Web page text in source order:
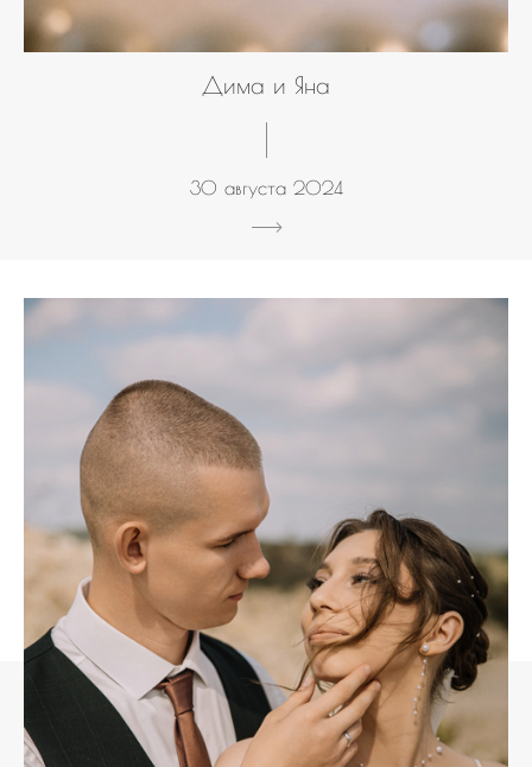
Дима и Яна
30 августа 2024